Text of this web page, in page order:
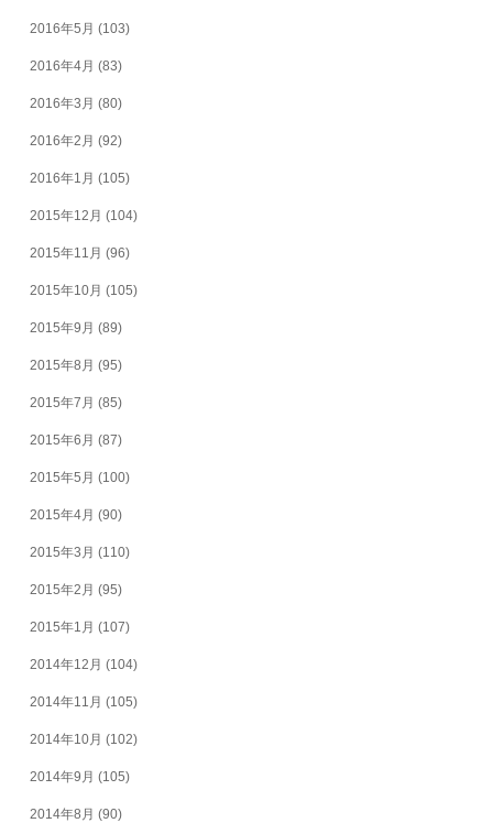
2016年5月 (103)
2016年4月 (83)
2016年3月 (80)
2016年2月 (92)
2016年1月 (105)
2015年12月 (104)
2015年11月 (96)
2015年10月 (105)
2015年9月 (89)
2015年8月 (95)
2015年7月 (85)
2015年6月 (87)
2015年5月 (100)
2015年4月 (90)
2015年3月 (110)
2015年2月 (95)
2015年1月 (107)
2014年12月 (104)
2014年11月 (105)
2014年10月 (102)
2014年9月 (105)
2014年8月 (90)